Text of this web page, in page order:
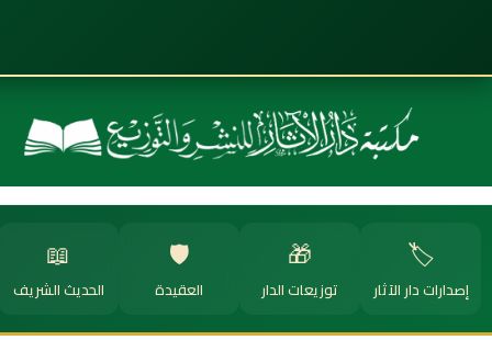
🏷️
إصدارات دار الآثار
🎁
توزيعات الدار
🛡️
العقيدة
📖
الحديث الشريف